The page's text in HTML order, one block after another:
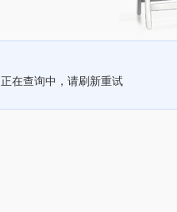
正在查询中，请刷新重试